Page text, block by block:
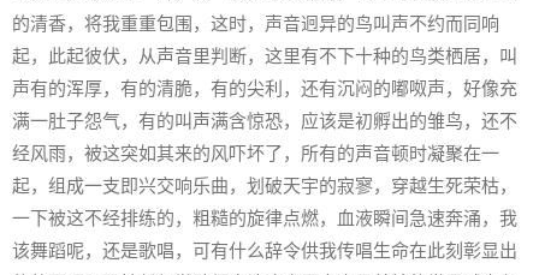
的清香，将我重重包围，这时，声音迥异的鸟叫声不约而同响
起，此起彼伏，从声音里判断，这里有不下十种的鸟类栖居，叫
声有的浑厚，有的清脆，有的尖利，还有沉闷的嘟呶声，好像充
满一肚子怨气，有的叫声满含惊恐，应该是初孵出的雏鸟，还不
经风雨，被这突如其来的风吓坏了，所有的声音顿时凝聚在一
起，组成一支即兴交响乐曲，划破天宇的寂寥，穿越生死荣枯，
一下被这不经排练的，粗糙的旋律点燃，血液瞬间急速奔涌，我
该舞蹈呢，还是歌唱，可有什么辞令供我传唱生命在此刻彰显出